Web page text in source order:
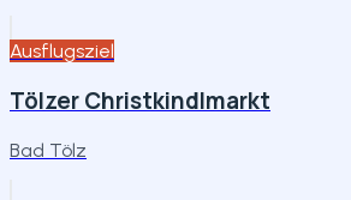
Ausflugsziel
Tölzer Christkindlmarkt
Bad Tölz